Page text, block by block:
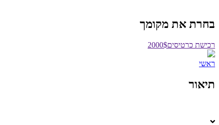
בחרת את מקומך
רכישת כרטיסים2000$
ראשי
תיאור